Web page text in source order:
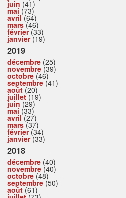
juin (41)
mai (73)
avril(64)
mars(46)
février(33)
janvier(19)
2019
décembre (25)
novembre (39)
octobre (46)
septembre (41)
août (20)
juillet(19)
juin (29)
mai (33)
avril(27)
mars(37)
février(34)
janvier(33)
2018
décembre (40)
novembre (40)
octobre (48)
septembre (50)
août (61)